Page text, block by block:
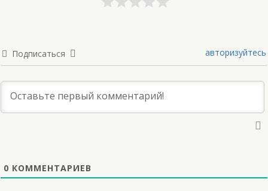
Подписаться авторизуйтесь
0 КОММЕНТАРИЕВ